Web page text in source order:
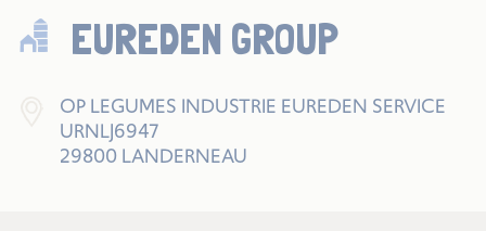
EUREDEN GROUP
OP LEGUMES INDUSTRIE EUREDEN SERVICE
URNLJ6947
29800 LANDERNEAU